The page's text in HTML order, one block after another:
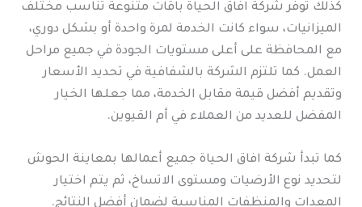
كذلك توفر شركة افاق الحياة باقات متنوعة تناسب مختلف
الميزانيات، سواء كانت الخدمة لمرة واحدة أو بشكل دوري،
مع المحافظة على أعلى مستويات الجودة في جميع مراحل
العمل. كما تلتزم الشركة بالشفافية في تحديد الأسعار
وتقديم أفضل قيمة مقابل الخدمة، مما جعلها الخيار
المفضل للعديد من العملاء في أم القيوين.
كما تبدأ شركة افاق الحياة جميع أعمالها بمعاينة الحوش
لتحديد نوع الأرضيات ومستوى الاتساخ، ثم يتم اختيار
المعدات والمنظفات المناسبة لضمان أفضل النتائج.